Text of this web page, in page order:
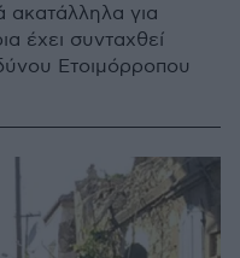
ακατάλληλα για
έχει συνταχθεί
Ετοιμόρροπου